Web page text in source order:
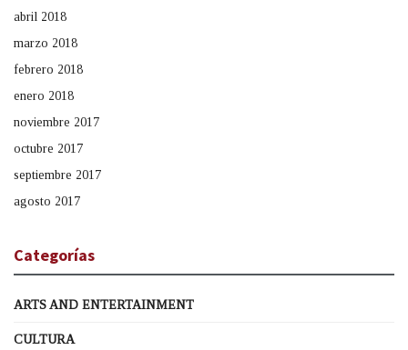
abril 2018
marzo 2018
febrero 2018
enero 2018
noviembre 2017
octubre 2017
septiembre 2017
agosto 2017
Categorías
ARTS AND ENTERTAINMENT
CULTURA